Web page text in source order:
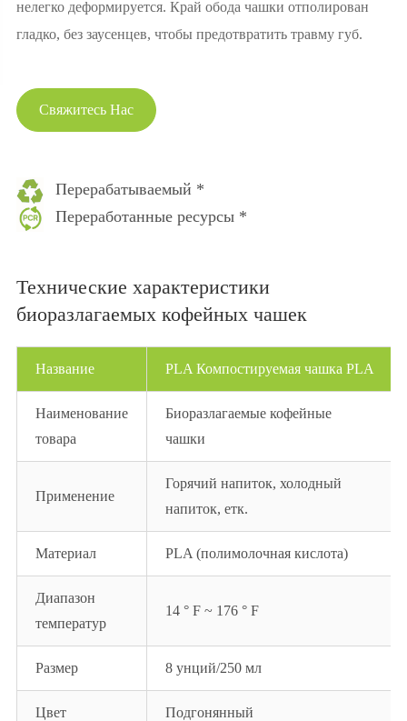
нелегко деформируется. Край обода чашки отполирован
гладко, без заусенцев, чтобы предотвратить травму губ.
Свяжитесь Нас
Перерабатываемый *
Переработанные ресурсы *
Технические характеристики
биоразлагаемых кофейных чашек
Название PLA Компостируемая чашка PLA
Наименование
товара
Биоразлагаемые кофейные
чашки
Применение
Горячий напиток, холодный
напиток, етк.
Материал PLA (полимолочная кислота)
Диапазон
температур
14 ° F ~ 176 ° F
Размер 8 унций/250 мл
Цвет Подгонянный